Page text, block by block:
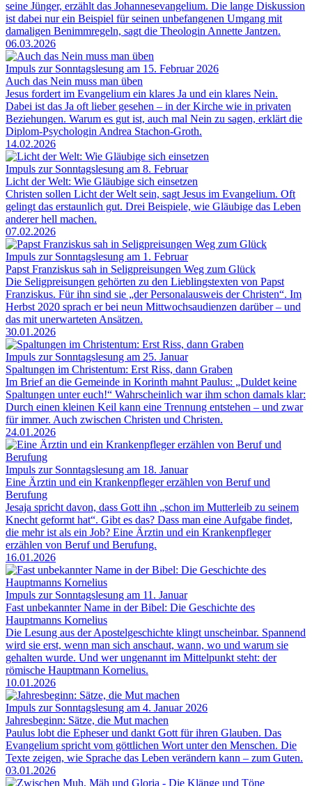
seine Jünger, erzählt das Johannesevangelium. Die lange Diskussion
ist dabei nur ein Beispiel für seinen unbefangenen Umgang mit
damaligen Benimmregeln, sagt die Theologin Annette Jantzen.
06.03.2026
Impuls zur Sonntagslesung am 15. Februar 2026
Auch das Nein muss man üben
Jesus fordert im Evangelium ein klares Ja und ein klares Nein.
Dabei ist das Ja oft lieber gesehen – in der Kirche wie in privaten
Beziehungen. Warum es gut ist, auch mal Nein zu sagen, erklärt die
Diplom-Psychologin Andrea Stachon-Groth.
14.02.2026
Impuls zur Sonntagslesung am 8. Februar
Licht der Welt: Wie Gläubige sich einsetzen
Christen sollen Licht der Welt sein, sagt Jesus im Evangelium. Oft
gelingt das erstaunlich gut. Drei Beispiele, wie Gläubige das Leben
anderer hell machen.
07.02.2026
Impuls zur Sonntagslesung am 1. Februar
Papst Franziskus sah in Seligpreisungen Weg zum Glück
Die Seligpreisungen gehörten zu den Lieblingstexten von Papst
Franziskus. Für ihn sind sie „der Personalausweis der Christen“. Im
Herbst 2020 sprach er bei neun Mittwochsaudienzen darüber – und
das mit unerwarteten Ansätzen.
30.01.2026
Impuls zur Sonntagslesung am 25. Januar
Spaltungen im Christentum: Erst Riss, dann Graben
Im Brief an die Gemeinde in Korinth mahnt Paulus: „Duldet keine
Spaltungen unter euch!“ Wahrscheinlich war ihm schon damals klar:
Durch einen kleinen Keil kann eine Trennung entstehen – und zwar
für immer. Auch zwischen Christen und Christen.
24.01.2026
Impuls zur Sonntagslesung am 18. Januar
Eine Ärztin und ein Krankenpfleger erzählen von Beruf und
Berufung
Jesaja spricht davon, dass Gott ihn „schon im Mutterleib zu seinem
Knecht geformt hat“. Gibt es das? Dass man eine Aufgabe findet,
die mehr ist als ein Job? Eine Ärztin und ein Krankenpfleger
erzählen von Beruf und Berufung.
16.01.2026
Impuls zur Sonntagslesung am 11. Januar
Fast unbekannter Name in der Bibel: Die Geschichte des
Hauptmanns Kornelius
Die Lesung aus der Apostelgeschichte klingt unscheinbar. Spannend
wird sie erst, wenn man sich anschaut, wann, wo und warum sie
gehalten wurde. Und wer ungenannt im Mittelpunkt steht: der
römische Hauptmann Kornelius.
10.01.2026
Impuls zur Sonntagslesung am 4. Januar 2026
Jahresbeginn: Sätze, die Mut machen
Paulus lobt die Epheser und dankt Gott für ihren Glauben. Das
Evangelium spricht vom göttlichen Wort unter den Menschen. Die
Texte zeigen, wie Sprache das Leben verändern kann – zum Guten.
03.01.2026